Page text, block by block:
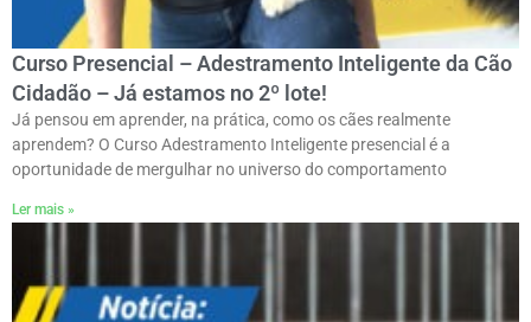
Curso Presencial – Adestramento Inteligente da Cão
Cidadão – Já estamos no 2º lote!
Já pensou em aprender, na prática, como os cães realmente
aprendem? O Curso Adestramento Inteligente presencial é a
oportunidade de mergulhar no universo do comportamento
Ler mais »